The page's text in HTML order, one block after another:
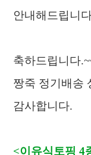
안내해드립니
축하드립니다
짱죽 정기배송
감사합니다.
<이유식토핑4